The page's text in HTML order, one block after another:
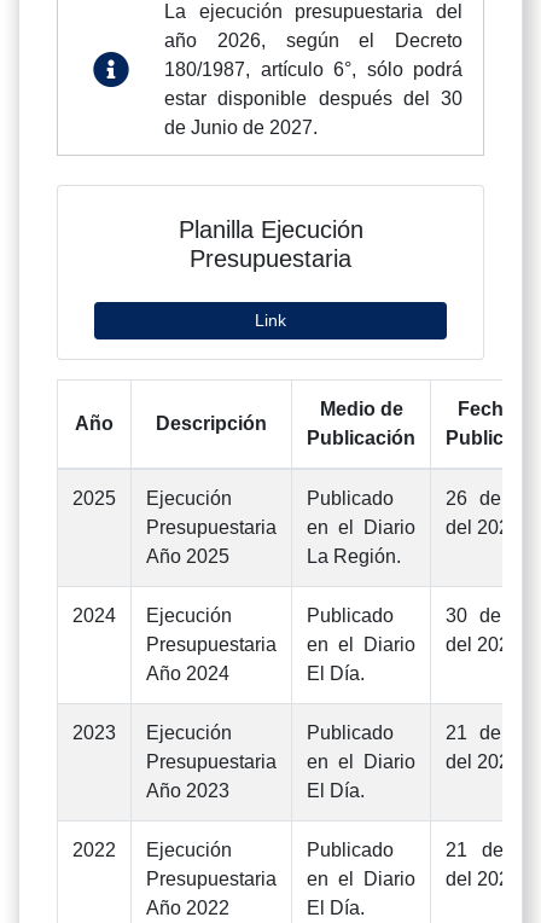
La ejecución presupuestaria del
año 2026, según el Decreto
180/1987, artículo 6°, sólo podrá
estar disponible después del 30
de Junio de 2027.
Planilla Ejecución
Presupuestaria
Link
Año Descripción
Medio de
Publicación
Fecha de
2025
Ejecución
Presupuestaria
Año 2025
Publicado
en el Diario
La Región.
26 de
del 2026
2024
Ejecución
Presupuestaria
Año 2024
Publicado
en el Diario
El Día.
30 de
del 2025
2023
Ejecución
Presupuestaria
Año 2023
Publicado
en el Diario
El Día.
21 de
del 2024
2022
Ejecución
Presupuestaria
Año 2022
Publicado
en el Diario
El Día.
21 de
del 2023